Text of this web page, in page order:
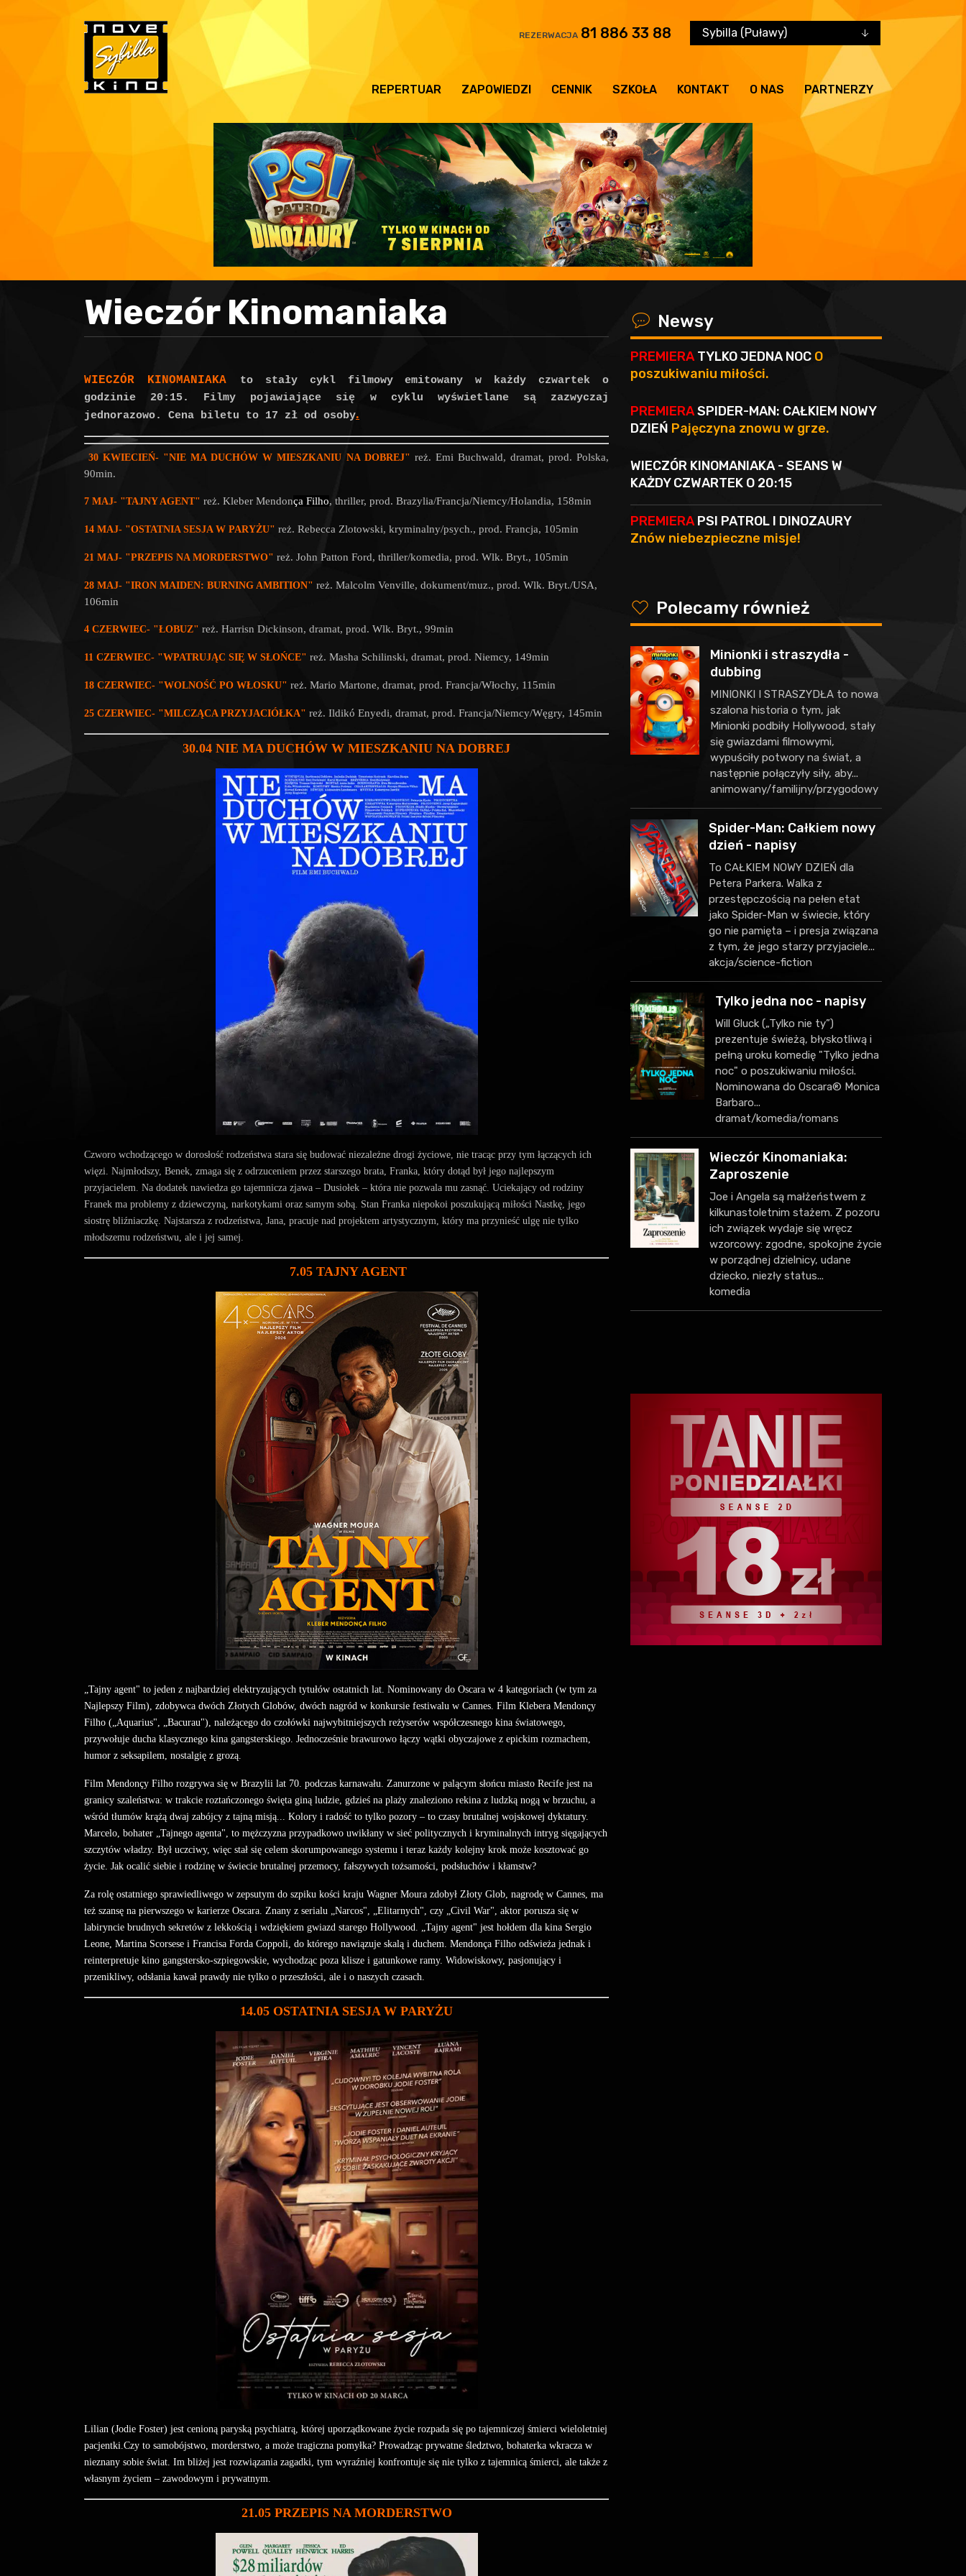
REZERWACJA 81 886 33 88 Sybilla (Puławy)
REPERTUAR ZAPOWIEDZI CENNIK SZKOŁA KONTAKT O NAS PARTNERZY
Wieczór Kinomaniaka
WIECZÓR KINOMANIAKA
to stały cykl filmowy emitowany w każdy czwartek o
godzinie 20:15. Filmy pojawiające się w cyklu wyświetlane są zazwyczaj
jednorazowo. Cena biletu to 17 zł od osoby.
30 KWIECIEŃ- "NIE MA DUCHÓW W MIESZKANIU NA DOBREJ" reż. Emi Buchwald, dramat, prod. Polska,
90min.
7 MAJ- "TAJNY AGENT" reż. Kleber Mendonça Filho, thriller, prod. Brazylia/Francja/Niemcy/Holandia, 158min
14 MAJ- "OSTATNIA SESJA W PARYŻU" reż. Rebecca Zlotowski, kryminalny/psych., prod. Francja, 105min
21 MAJ- "PRZEPIS NA MORDERSTWO" reż. John Patton Ford, thriller/komedia, prod. Wlk. Bryt., 105min
28 MAJ- "IRON MAIDEN: BURNING AMBITION" reż. Malcolm Venville, dokument/muz., prod. Wlk. Bryt./USA,
106min
4 CZERWIEC- "ŁOBUZ" reż. Harrisn Dickinson, dramat, prod. Wlk. Bryt., 99min
11 CZERWIEC- "WPATRUJĄC SIĘ W SŁOŃCE" reż. Masha Schilinski, dramat, prod. Niemcy, 149min
18 CZERWIEC- "WOLNOŚĆ PO WŁOSKU" reż. Mario Martone, dramat, prod. Francja/Włochy, 115min
25 CZERWIEC- "MILCZĄCA PRZYJACIÓŁKA" reż. Ildikó Enyedi, dramat, prod. Francja/Niemcy/Węgry, 145min
30.04 NIE MA DUCHÓW W MIESZKANIU NA DOBREJ
Czworo wchodzącego w dorosłość rodzeństwa stara się budować niezależne drogi życiowe, nie tracąc przy tym łączących ich
więzi. Najmłodszy, Benek, zmaga się z odrzuceniem przez starszego brata, Franka, który dotąd był jego najlepszym
przyjacielem. Na dodatek nawiedza go tajemnicza zjawa – Dusiołek – która nie pozwala mu zasnąć. Uciekający od rodziny
Franek ma problemy z dziewczyną, narkotykami oraz samym sobą. Stan Franka niepokoi poszukującą miłości Nastkę, jego
siostrę bliźniaczkę. Najstarsza z rodzeństwa, Jana, pracuje nad projektem artystycznym, który ma przynieść ulgę nie tylko
młodszemu rodzeństwu, ale i jej samej.
7.05 TAJNY AGENT
„Tajny agent" to jeden z najbardziej elektryzujących tytułów ostatnich lat. Nominowany do Oscara w 4 kategoriach (w tym za
Najlepszy Film), zdobywca dwóch Złotych Globów, dwóch nagród w konkursie festiwalu w Cannes. Film Klebera Mendonçy
Filho („Aquarius", „Bacurau"), należącego do czołówki najwybitniejszych reżyserów współczesnego kina światowego,
przywołuje ducha klasycznego kina gangsterskiego. Jednocześnie brawurowo łączy wątki obyczajowe z epickim rozmachem,
humor z seksapilem, nostalgię z grozą.
Film Mendonçy Filho rozgrywa się w Brazylii lat 70. podczas karnawału. Zanurzone w palącym słońcu miasto Recife jest na
granicy szaleństwa: w trakcie roztańczonego święta giną ludzie, gdzieś na plaży znaleziono rekina z ludzką nogą w brzuchu, a
wśród tłumów krążą dwaj zabójcy z tajną misją... Kolory i radość to tylko pozory – to czasy brutalnej wojskowej dyktatury.
Marcelo, bohater „Tajnego agenta", to mężczyzna przypadkowo uwikłany w sieć politycznych i kryminalnych intryg sięgających
szczytów władzy. Był uczciwy, więc stał się celem skorumpowanego systemu i teraz każdy kolejny krok może kosztować go
życie. Jak ocalić siebie i rodzinę w świecie brutalnej przemocy, fałszywych tożsamości, podsłuchów i kłamstw?
Za rolę ostatniego sprawiedliwego w zepsutym do szpiku kości kraju Wagner Moura zdobył Złoty Glob, nagrodę w Cannes, ma
też szansę na pierwszego w karierze Oscara. Znany z serialu „Narcos", „Elitarnych", czy „Civil War", aktor porusza się w
labiryncie brudnych sekretów z lekkością i wdziękiem gwiazd starego Hollywood. „Tajny agent" jest hołdem dla kina Sergio
Leone, Martina Scorsese i Francisa Forda Coppoli, do którego nawiązuje skalą i duchem. Mendonça Filho odświeża jednak i
reinterpretuje kino gangstersko-szpiegowskie, wychodząc poza klisze i gatunkowe ramy. Widowiskowy, pasjonujący i
przenikliwy, odsłania kawał prawdy nie tylko o przeszłości, ale i o naszych czasach.
14.05 OSTATNIA SESJA W PARYŻU
Lilian (Jodie Foster) jest cenioną paryską psychiatrą, której uporządkowane życie rozpada się po tajemniczej śmierci wieloletniej
pacjentki.Czy to samobójstwo, morderstwo, a może tragiczna pomyłka? Prowadząc prywatne śledztwo, bohaterka wkracza w
nieznany sobie świat. Im bliżej jest rozwiązania zagadki, tym wyraźniej konfrontuje się nie tylko z tajemnicą śmierci, ale także z
własnym życiem – zawodowym i prywatnym.
21.05 PRZEPIS NA MORDERSTWO
x Newsy
PREMIERATYLKO JEDNA NOC O
poszukiwaniu miłości.
PREMIERASPIDER-MAN: CAŁKIEM NOWY
DZIEŃ Pajęczyna znowu w grze.
WIECZÓR KINOMANIAKA - SEANS W
KAŻDY CZWARTEK O 20:15
PREMIERAPSI PATROL I DINOZAURY
Znów niebezpieczne misje!
y Polecamy również
Minionki i straszydła -
dubbing
MINIONKI I STRASZYDŁA to nowa
szalona historia o tym, jak
Minionki podbiły Hollywood, stały
się gwiazdami filmowymi,
wypuściły potwory na świat, a
następnie połączyły siły, aby...
animowany/familijny/przygodowy
Spider-Man: Całkiem nowy
dzień - napisy
To CAŁKIEM NOWY DZIEŃ dla
Petera Parkera. Walka z
przestępczością na pełen etat
jako Spider-Man w świecie, który
go nie pamięta – i presja związana
z tym, że jego starzy przyjaciele...
akcja/science-fiction
Tylko jedna noc - napisy
Will Gluck („Tylko nie ty”)
prezentuje świeżą, błyskotliwą i
pełną uroku komedię "Tylko jedna
noc" o poszukiwaniu miłości.
Nominowana do Oscara® Monica
Barbaro...
dramat/komedia/romans
Wieczór Kinomaniaka:
Zaproszenie
Joe i Angela są małżeństwem z
kilkunastoletnim stażem. Z pozoru
ich związek wydaje się wręcz
wzorcowy: zgodne, spokojne życie
w porządnej dzielnicy, udane
dziecko, niezły status...
komedia